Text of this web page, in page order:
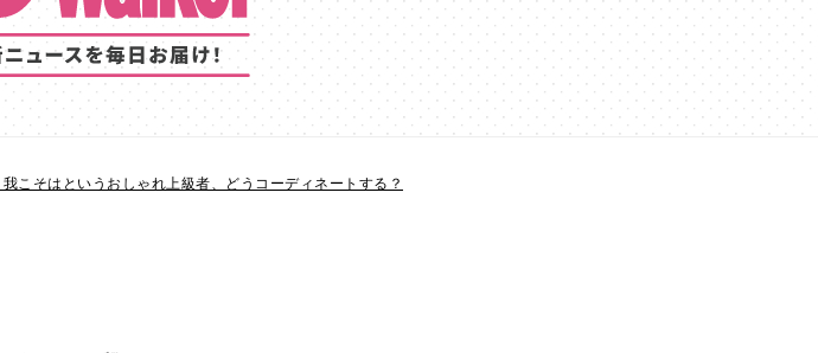
こそはというおしゃれ上級者、どうコーディネートする？